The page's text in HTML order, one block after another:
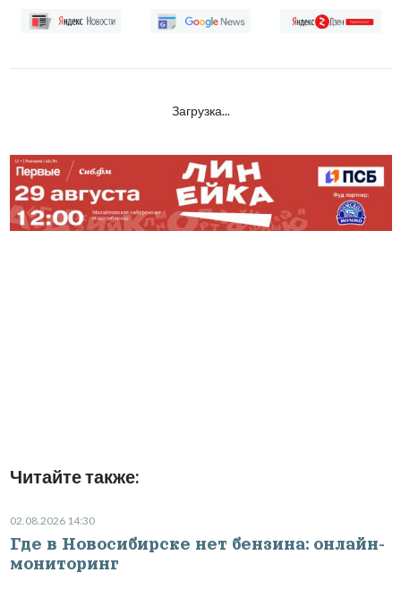
Загрузка...
Читайте также:
02.08.2026 14:30
Где в Новосибирске нет бензина: онлайн-
мониторинг